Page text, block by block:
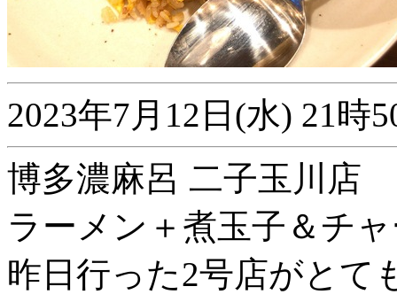
2023年7月12日(水) 21時
博多濃麻呂 二子玉川店
ラーメン＋煮玉子＆チ
昨日行った2号店がとて